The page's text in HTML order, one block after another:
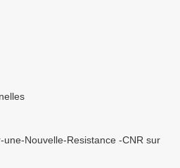
Nouvelle-Resistance -CNR sur